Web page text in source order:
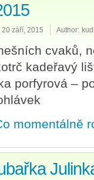
20 září, 2015 Author:
cvaků,
kadeřavý
porfyrová –
momentálně